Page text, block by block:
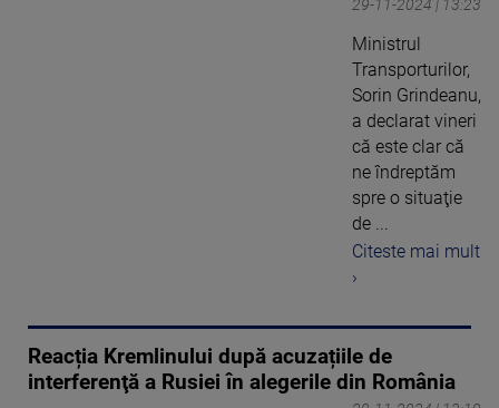
29-11-2024 | 13:23
Ministrul
Transporturilor,
Sorin Grindeanu,
a declarat vineri
că este clar că
ne îndreptăm
spre o situaţie
de ...
Citeste mai mult
›
Reacția Kremlinului după acuzațiile de
interferenţă a Rusiei în alegerile din România